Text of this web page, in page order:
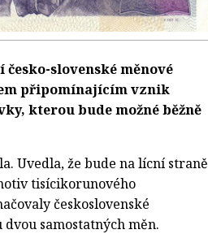
slovenské měnové
připomínajícím vznik
kterou bude možné běžně
Uvedla, že bude na lícní straně
tisícikorunového
československé
samostatných měn.